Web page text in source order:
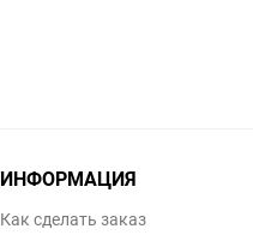
ИНФОРМАЦИЯ
Как сделать заказ